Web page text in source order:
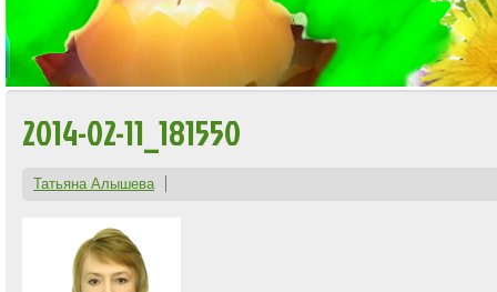
2014-02-11_181550
Татьяна Алышева